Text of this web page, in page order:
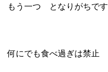
もう一つ となりがちです
何にでも食べ過ぎは禁止